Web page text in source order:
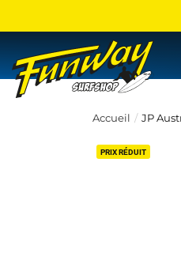
Accueil JP
PRIX RÉDUIT